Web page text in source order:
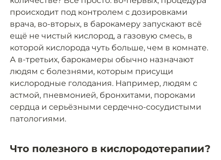
происходит под контролем с дозировками
врача, во-вторых, в барокамеру запускают всё
ещё не чистый кислород, а газовую смесь, в
которой кислорода чуть больше, чем в комнате.
А в-третьих, барокамеры обычно назначают
людям с болезнями, которым присущи
кислородные голодания. Например, людям с
астмой, пневмонией, бронхитами, пороками
сердца и серьёзными сердечно-сосудистыми
патологиями.
Что полезного в кислородотерапии?